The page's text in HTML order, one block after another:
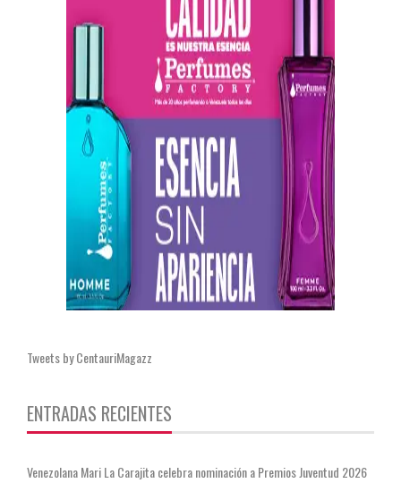
Tweets by CentauriMagazz
ENTRADAS RECIENTES
Venezolana Mari La Carajita celebra nominación a Premios Juventud 2026